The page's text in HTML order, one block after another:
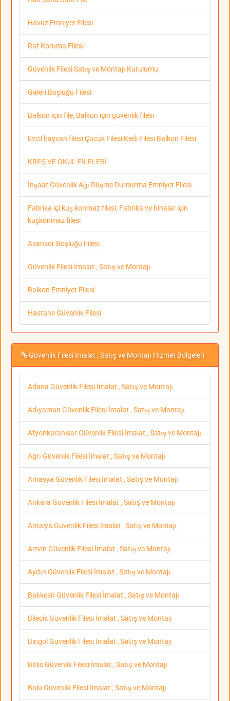
Havuz Emniyet Filesi
Raf Koruma Filesi
Güvenlik Filesi Satış ve Montajı Kurulumu
Galeri Boşluğu Filesi
Balkon için file, Balkon için güvenlik filesi
Evcil hayvan filesi Çocuk Filesi Kedi Filesi Balkon Filesi
KREŞ VE OKUL FİLELERİ
İnşaat Güvenlik Ağı Düşme Durdurma Emniyet Filesi
Fabrika içi kuş konmaz filesi, Fabrika ve binalar için
kuşkonmaz filesi
Asansör Boşluğu Filesi
Güvenlik Filesi İmalat , Satış ve Montajı
Balkon Emniyet Filesi
Hastane Güvenlik Filesi
Güvenlik Filesi İmalat , Satış ve Montajı Hizmet Bölgeleri
Adana Güvenlik Filesi İmalat , Satış ve Montajı
Adıyaman Güvenlik Filesi İmalat , Satış ve Montajı
Afyonkarahisar Güvenlik Filesi İmalat , Satış ve Montajı
Ağrı Güvenlik Filesi İmalat , Satış ve Montajı
Amasya Güvenlik Filesi İmalat , Satış ve Montajı
Ankara Güvenlik Filesi İmalat , Satış ve Montajı
Antalya Güvenlik Filesi İmalat , Satış ve Montajı
Artvin Güvenlik Filesi İmalat , Satış ve Montajı
Aydın Güvenlik Filesi İmalat , Satış ve Montajı
Balıkesir Güvenlik Filesi İmalat , Satış ve Montajı
Bilecik Güvenlik Filesi İmalat , Satış ve Montajı
Bingöl Güvenlik Filesi İmalat , Satış ve Montajı
Bitlis Güvenlik Filesi İmalat , Satış ve Montajı
Bolu Güvenlik Filesi İmalat , Satış ve Montajı